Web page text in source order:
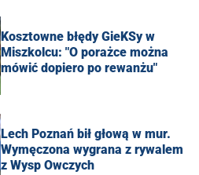
Kosztowne błędy GieKSy w
Miszkolcu: "O porażce można
mówić dopiero po rewanżu"
Lech Poznań bił głową w mur.
Wymęczona wygrana z rywalem
z Wysp Owczych